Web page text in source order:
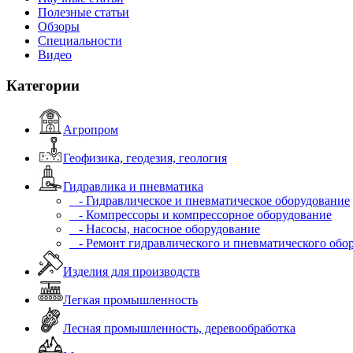
Полезные статьи
Обзоры
Специальности
Видео
Категории
Агропром
Геофизика, геодезия, геология
Гидравлика и пневматика
- Гидравлическое и пневматическое оборудование
- Компрессоры и компрессорное оборудование
- Насосы, насосное оборудование
- Ремонт гидравлического и пневматического
Изделия для производств
Легкая промышленность
Лесная промышленность, деревообработка